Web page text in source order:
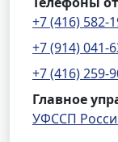
+7 (416) 582-
+7 (914) 041-
+7 (416) 259-
Главное
УФССП